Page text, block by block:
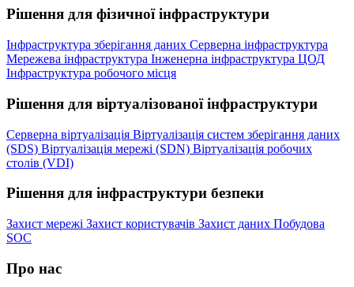
Рішення для фізичної інфраструктури
Інфраструктура зберігання даних Серверна інфраструктура
Мережева інфраструктура Інженерна інфраструктура ЦОД
Інфраструктура робочого місця
Рішення для віртуалізованої інфраструктури
Серверна віртуалізація Віртуалізація систем зберігання даних
(SDS) Віртуалізація мережі (SDN) Віртуалізація робочих
столів (VDI)
Рішення для інфраструктури безпеки
Захист мережі Захист користувачів Захист даних Побудова
SOC
Про нас